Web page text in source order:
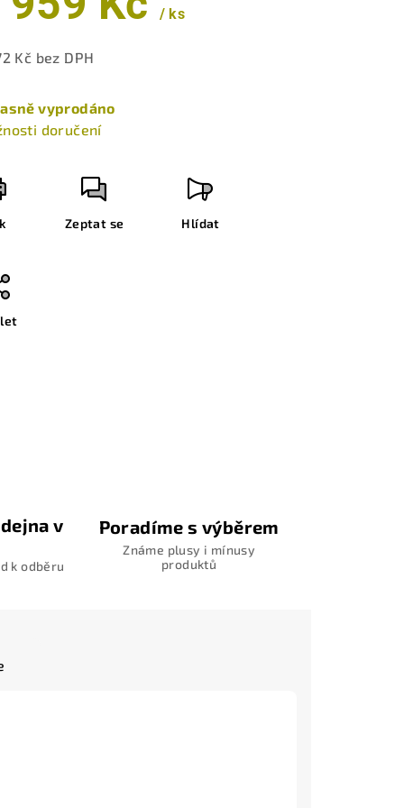
/ ks
Kč bez DPH
vyprodáno
doručení
Zeptat se Hlídat
v
k odběru
Poradíme s výběrem
Známe plusy i mínusy
produktů